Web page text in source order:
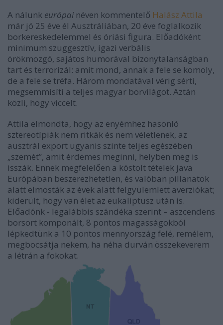
A nálunk európai néven kommentelő Halász Attila
már jó 25 éve él Ausztráliában, 20 éve foglalkozik
borkereskedelemmel és óriási figura. Előadóként
minimum szuggesztív, igazi verbális
örökmozgó, sajátos humorával bizonytalanságban
tart és terrorizál: amit mond, annak a fele se komoly,
de a fele se tréfa. Három mondatával vérig sérti,
megsemmisíti a teljes magyar borvilágot. Aztán
közli, hogy viccelt.
Attila elmondta, hogy az enyémhez hasonló
sztereotípiák nem ritkák és nem véletlenek, az
ausztrál export ugyanis szinte teljes egészében
„szemét”, amit érdemes meginni, helyben meg is
isszák. Ennek megfelelően a kóstolt tételek java
Európában beszerezhetetlen, és valóban pillanatok
alatt elmosták az évek alatt felgyülemlett averziókat;
kiderült, hogy van élet az eukaliptusz után is.
Előadónk - legalábbis szándéka szerint – aszcendens
borsort komponált, 8 pontos magasságokból
lépkedtünk a 10 pontos mennyország felé, remélem,
megbocsátja nekem, ha néha durván összekeverem
a létrán a fokokat.